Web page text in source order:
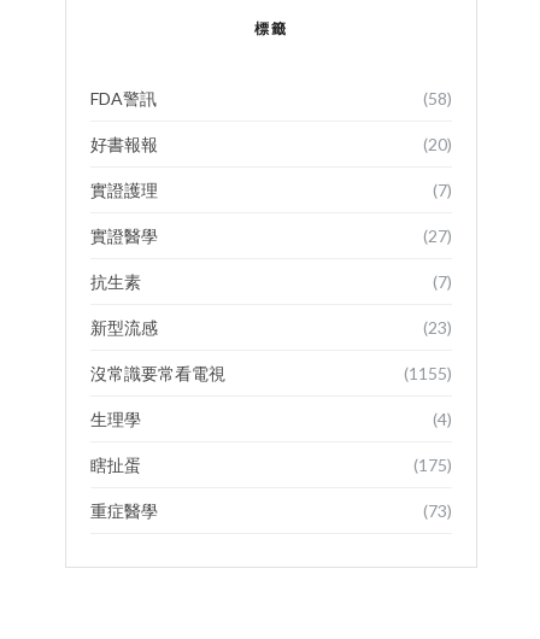
標籤
FDA警訊 (58)
好書報報 (20)
實證護理 (7)
實證醫學 (27)
抗生素 (7)
新型流感 (23)
沒常識要常看電視 (1155)
生理學 (4)
瞎扯蛋 (175)
重症醫學 (73)